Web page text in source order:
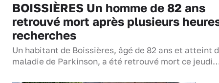
BOISSIÈRES Un homme de 82 ans
retrouvé mort après plusieurs
recherches
Un habitant de Boissières, âgé de 82 ans et atteint
maladie de Parkinson, a été retrouvé mort ce